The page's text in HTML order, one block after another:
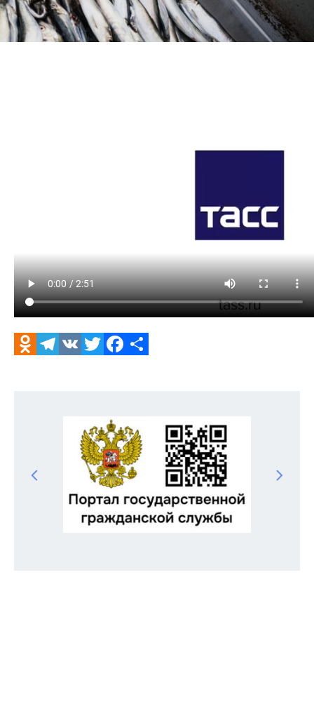
Научно-практическая литература
Рыбоохрана России
Укрепление духовно-нравственных ценностей